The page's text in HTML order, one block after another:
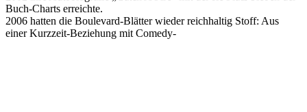
Buch-Charts erreichte.
2006 hatten die Boulevard-Blätter wieder reichhaltig Stoff: Aus
einer Kurzzeit-Beziehung mit Comedy-